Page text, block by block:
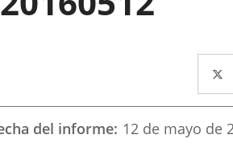
a
del informe 12 de mayo de